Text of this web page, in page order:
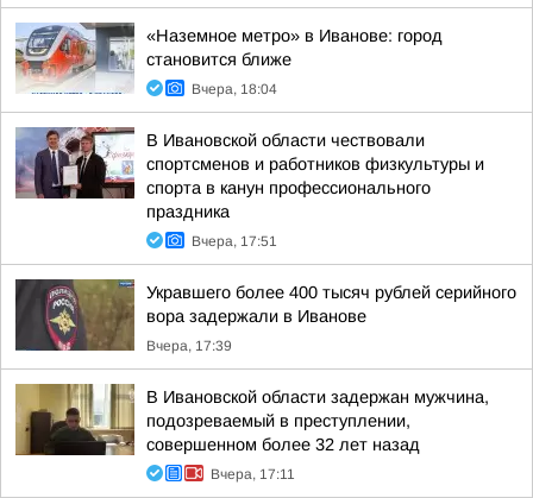
«Наземное метро» в Иванове: город
становится ближе
Вчера, 18:04
В Ивановской области чествовали
спортсменов и работников физкультуры и
спорта в канун профессионального
праздника
Вчера, 17:51
Укравшего более 400 тысяч рублей серийного
вора задержали в Иванове
Вчера, 17:39
В Ивановской области задержан мужчина,
подозреваемый в преступлении,
совершенном более 32 лет назад
Вчера, 17:11